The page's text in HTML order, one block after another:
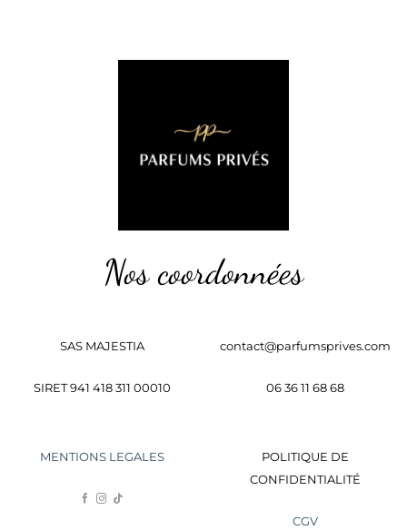
Nos coordonnées
SAS MAJESTIA
SIRET 941 418 311 00010
contact@parfumsprives.com
06 36 11 68 68
MENTIONS LEGALES
POLITIQUE DE
CONFIDENTIALITÉ
CGV